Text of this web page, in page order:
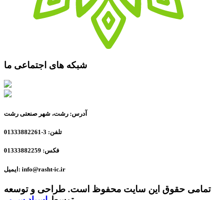
شبکه های اجتماعی ما
آدرس: رشت، شهر صنعتی رشت
تلفن: 3-01333882261
فکس: 01333882259
ایمیل: info@rasht-ic.ir
تمامی حقوق این سایت محفوظ است. طراحی و توسعه